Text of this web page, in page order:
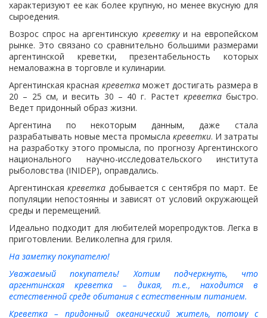
характеризуют ее как более крупную, но менее вкусную для
сыроедения.
Возрос спрос на аргентинскую креветкуи на европейском
рынке. Это связано со сравнительно большими размерами
аргентинской креветки, презентабельность которых
немаловажна в торговле и кулинарии.
Аргентинская красная креветкаможет достигать размера в
20 – 25 см, и весить 30 – 40 г. Растет креветкабыстро.
Ведет придонный образ жизни.
Аргентина по некоторым данным, даже стала
разрабатывать новые места промысла креветки. И затраты
на разработку этого промысла, по прогнозу Аргентинского
национального научно-исследовательского института
рыболовства (INIDEP), оправдались.
Аргентинскаякреветка добывается с сентября по март. Ее
популяции непостоянны и зависят от условий окружающей
среды и перемещений.
Идеально подходит для любителей морепродуктов. Легка в
приготовлении. Великолепна для гриля.
На заметку покупателю!
Уважаемый покупатель! Хотим подчеркнуть, что
аргентинская креветка – дикая, т.е., находится в
естественной среде обитания с естественным питанием.
Креветка – придонный океанический житель, потому с